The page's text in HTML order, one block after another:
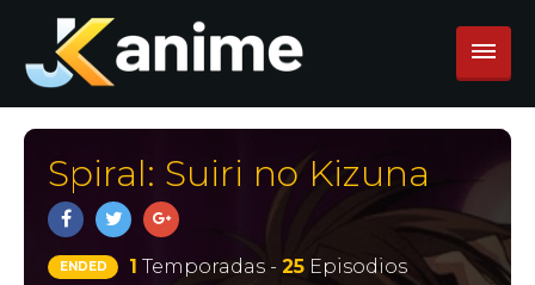
Spiral: Suiri no Kizuna
ENDED 1 Temporadas - 25Episodios